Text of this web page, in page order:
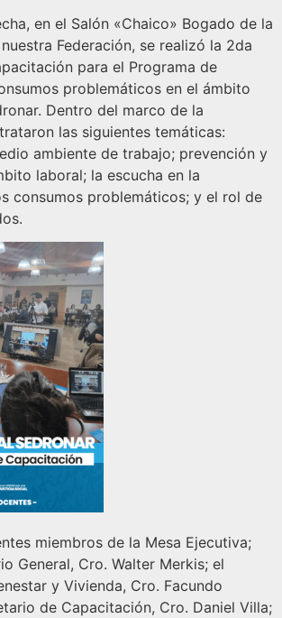
en el Salón «Chaico» Bogado de la
Federación, se realizó la 2da
para el Programa de
problemáticos en el ámbito
Dentro del marco de la
las siguientes temáticas:
ambiente de trabajo; prevención y
laboral; la escucha en la
consumos problemáticos; y el rol de
miembros de la Mesa Ejecutiva;
General, Cro. Walter Merkis; el
y Vivienda, Cro. Facundo
de Capacitación, Cro. Daniel Villa;